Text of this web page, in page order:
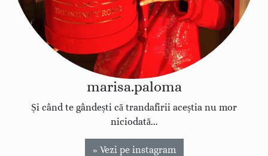
marisa.paloma
Și când te gândești că trandafirii aceștia nu mor
niciodată...
» Vezi pe instagram